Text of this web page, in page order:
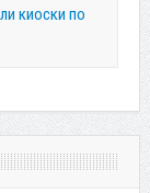
киоски по